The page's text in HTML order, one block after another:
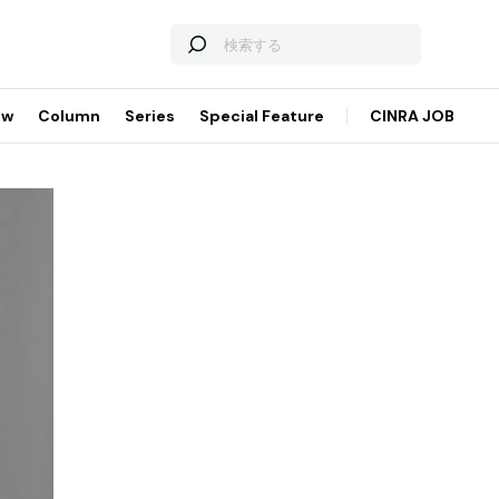
Column Series Special Feature CINRA JOB